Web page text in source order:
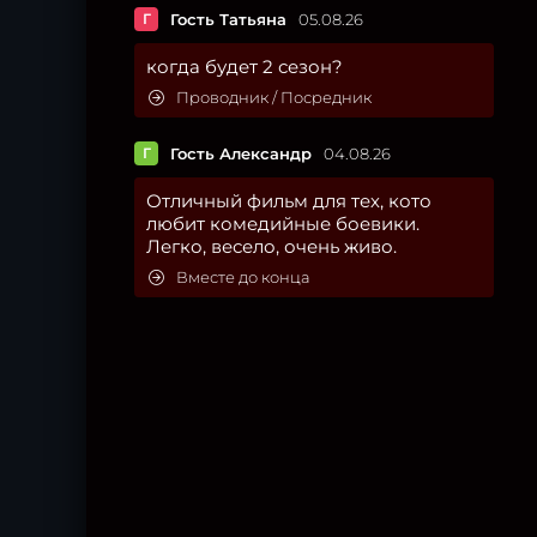
Г Гость Татьяна 05.08.26
когда будет 2 сезон?
Проводник / Посредник
Г Гость Александр 04.08.26
Отличный фильм для тех, кото
любит комедийные боевики.
Легко, весело, очень живо.
Вместе до конца